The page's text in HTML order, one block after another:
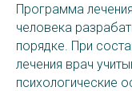
Программа
человека
порядке. При
лечения врач
психологические